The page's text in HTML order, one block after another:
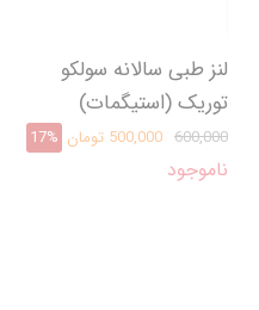
لنز طبی سالانه سولکو
توریک (استیگمات)
600,000 500,000 تومان 17%
ناموجود